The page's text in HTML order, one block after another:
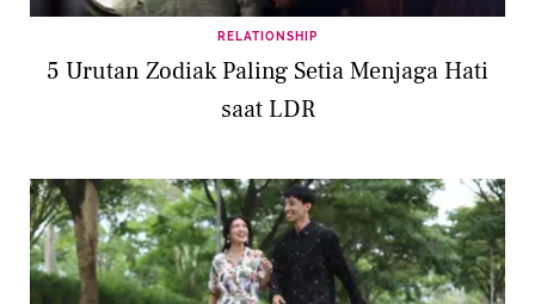
RELATIONSHIP
5 Urutan Zodiak Paling Setia Menjaga Hati
saat LDR